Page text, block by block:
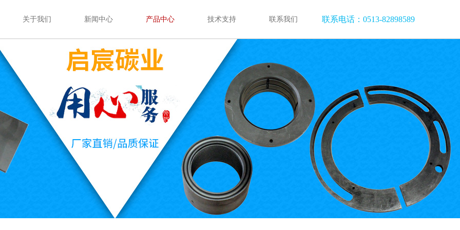
关于我们 新闻中心 产品中心 技术支持 联系我们 联系电话：0513-82898589